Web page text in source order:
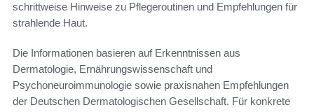
schrittweise Hinweise zu Pflegeroutinen und Empfehlungen für
strahlende Haut.
Die Informationen basieren auf Erkenntnissen aus
Dermatologie, Ernährungswissenschaft und
Psychoneuroimmunologie sowie praxisnahen Empfehlungen
der Deutschen Dermatologischen Gesellschaft. Für konkrete